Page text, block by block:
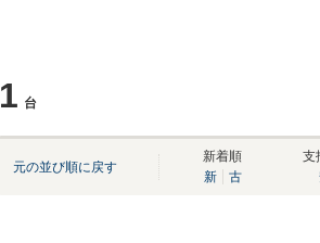
1 台
元の並び順に戻す
新着順
新
古
支